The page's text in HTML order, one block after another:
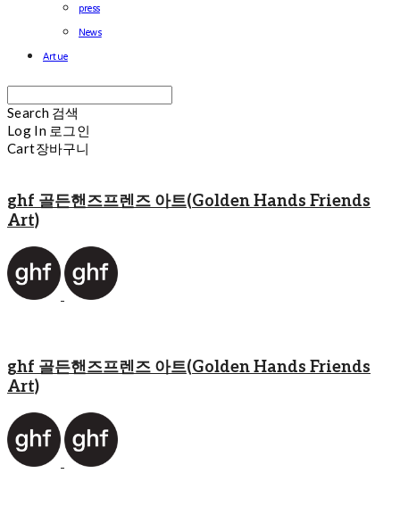
press
News
Artue
Search 검색
Log In 로그인
Cart장바구니
ghf 골든핸즈프렌즈 아트(Golden Hands Friends
Art)
ghf 골든핸즈프렌즈 아트(Golden Hands Friends
Art)